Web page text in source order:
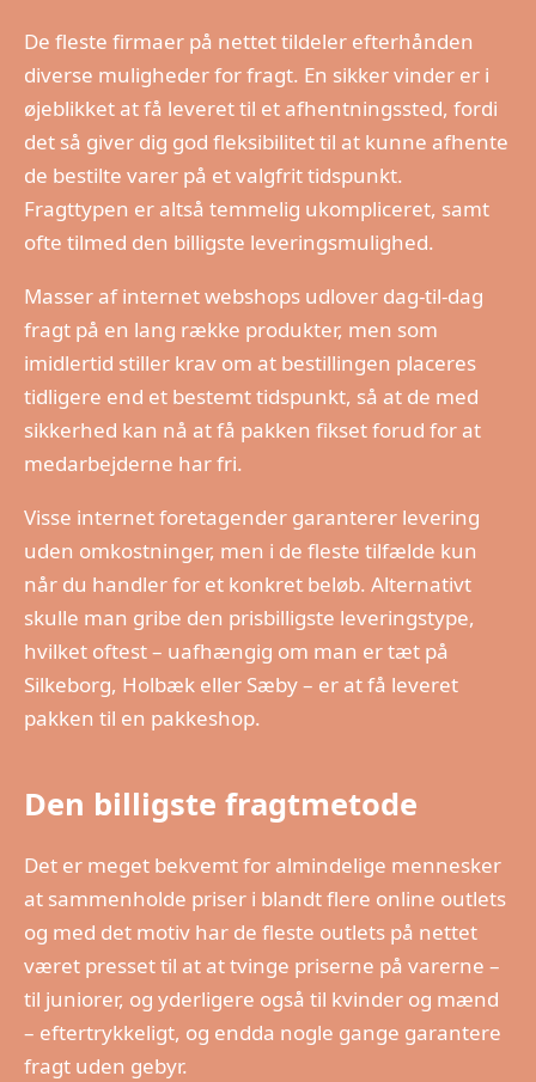
De fleste firmaer på nettet tildeler efterhånden
diverse muligheder for fragt. En sikker vinder er i
øjeblikket at få leveret til et afhentningssted, fordi
det så giver dig god fleksibilitet til at kunne afhente
de bestilte varer på et valgfrit tidspunkt.
Fragttypen er altså temmelig ukompliceret, samt
ofte tilmed den billigste leveringsmulighed.
Masser af internet webshops udlover dag-til-dag
fragt på en lang række produkter, men som
imidlertid stiller krav om at bestillingen placeres
tidligere end et bestemt tidspunkt, så at de med
sikkerhed kan nå at få pakken fikset forud for at
medarbejderne har fri.
Visse internet foretagender garanterer levering
uden omkostninger, men i de fleste tilfælde kun
når du handler for et konkret beløb. Alternativt
skulle man gribe den prisbilligste leveringstype,
hvilket oftest – uafhængig om man er tæt på
Silkeborg, Holbæk eller Sæby – er at få leveret
pakken til en pakkeshop.
Den billigste fragtmetode
Det er meget bekvemt for almindelige mennesker
at sammenholde priser i blandt flere online outlets
og med det motiv har de fleste outlets på nettet
været presset til at at tvinge priserne på varerne –
til juniorer, og yderligere også til kvinder og mænd
– eftertrykkeligt, og endda nogle gange garantere
fragt uden gebyr.